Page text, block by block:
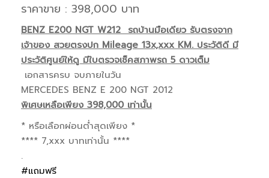
ราคาขาย : 398,000 บาท
BENZ E200 NGT W212 รถบ้านมือเดียว รับตรงจาก
เจ้าของ สวยตรงปก Mileage 13x,xxx KM. ประวัติดี มี
ประวัติศูนย์ให้ดู มีใบตรวจเช็คสภาพรถ 5 ดาวเต็ม
เอกสารครบ จบภายในวัน
MERCEDES BENZ E 200 NGT 2012
พิเศษเหลือเพียง 398,000 เท่านั้น
* หรือเลือกผ่อนต่ำสุดเพียง *
**** 7,xxx บาทเท่านั้น ****
.
#แถมฟรี